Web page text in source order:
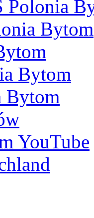
Polonia
Bytom
Bytom
Bytom
YouTube